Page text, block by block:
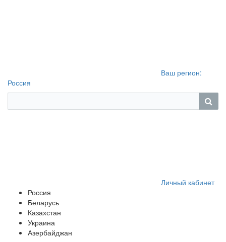
Ваш регион:
Россия
Личный кабинет
Россия
Беларусь
Казахстан
Украина
Азербайджан